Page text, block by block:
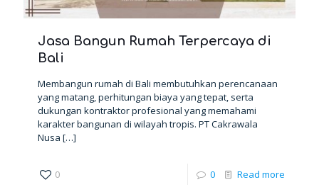
Jasa Bangun Rumah Terpercaya di
Bali
Membangun rumah di Bali membutuhkan perencanaan
yang matang, perhitungan biaya yang tepat, serta
dukungan kontraktor profesional yang memahami
karakter bangunan di wilayah tropis. PT Cakrawala
Nusa […]
0 0 Read more